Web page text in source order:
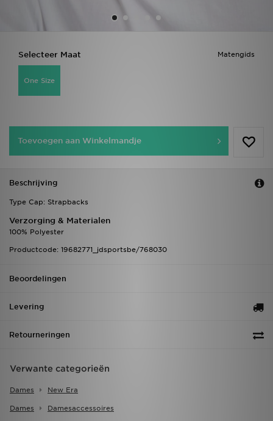
Matengids
Selecteer Maat
One Size
Toevoegen aan Winkelmandje
Beschrijving
Type Cap: Strapbacks
Verzorging & Materialen
100% Polyester
Productcode: 19682771_jdsportsbe/768030
Beoordelingen
Levering
Retourneringen
Verwante categorieën
Dames New Era
Dames Damesaccessoires